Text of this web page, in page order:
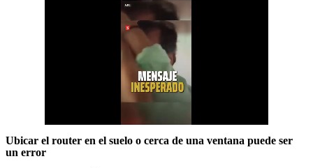
Ubicar el router en el suelo o cerca de una ventana puede ser
un error